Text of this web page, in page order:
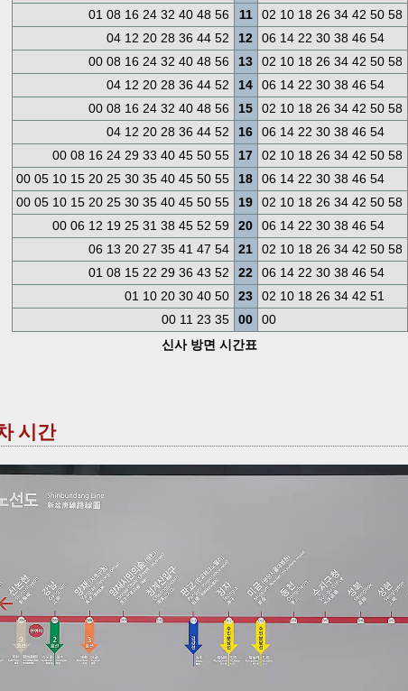
신사 방면 시간표
01 08 16 24 32 40 48 56
11
02 10 18 26 34 42 50 58
04 12 20 28 36 44 52
12
06 14 22 30 38 46 54
00 08 16 24 32 40 48 56
13
02 10 18 26 34 42 50 58
04 12 20 28 36 44 52
14
06 14 22 30 38 46 54
00 08 16 24 32 40 48 56
15
02 10 18 26 34 42 50 58
04 12 20 28 36 44 52
16
06 14 22 30 38 46 54
00 08 16 24 29 33 40 45 50 55
17
02 10 18 26 34 42 50 58
00 05 10 15 20 25 30 35 40 45 50 55
18
06 14 22 30 38 46 54
00 05 10 15 20 25 30 35 40 45 50 55
19
02 10 18 26 34 42 50 58
00 06 12 19 25 31 38 45 52 59
20
06 14 22 30 38 46 54
06 13 20 27 35 41 47 54
21
02 10 18 26 34 42 50 58
01 08 15 22 29 36 43 52
22
06 14 22 30 38 46 54
01 10 20 30 40 50
23
02 10 18 26 34 42 51
00 11 23 35
00 00
시간